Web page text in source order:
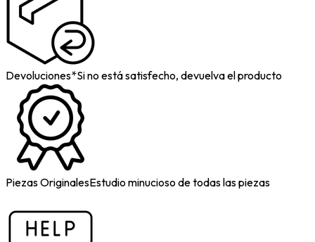
Devoluciones*Si no está satisfecho, devuelva el producto
Piezas OriginalesEstudio minucioso de todas las piezas